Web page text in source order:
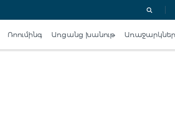
Ռոումինգ Առցանց խանութ Առաջարկներ